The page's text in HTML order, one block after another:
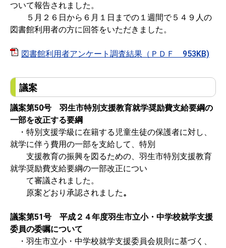
ついて報告されました。
５月２６日から６月１日までの１週間で５４９人の
図書館利用者の方に回答をいただきました。
図書館利用者アンケート調査結果（ＰＤＦ 953KB)
議案
議案第50号 羽生市特別支援教育就学奨励費支給要綱の
一部を改正する要綱
・特別支援学級に在籍する児童生徒の保護者に対し、
就学に伴う費用の一部を支給して、特別
支援教育の振興を図るための、羽生市特別支援教育
就学奨励費支給要綱の一部改正につい
て審議されました。
原案どおり承認されました。
議案第51号 平成２４年度羽生市立小・中学校就学支援
委員の委嘱について
・羽生市立小・中学校就学支援委員会規則に基づく、